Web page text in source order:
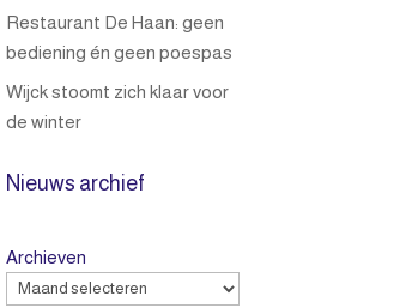
Restaurant De Haan: geen
bediening én geen poespas
Wijck stoomt zich klaar voor
de winter
Nieuws archief
Archieven